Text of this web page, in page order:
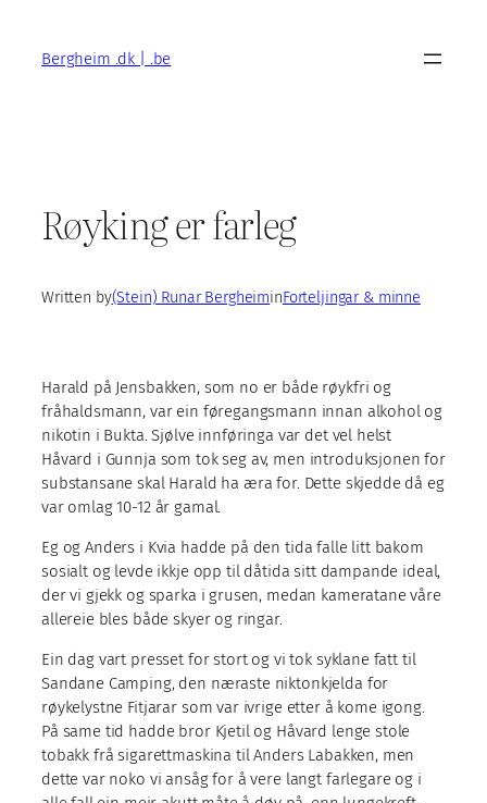
contentBergheim .dk | .be
Røyking er farleg
Written by(Stein) Runar BergheiminForteljingar & minne
Harald på Jensbakken, som no er både røykfri og
fråhaldsmann, var ein føregangsmann innan alkohol og
nikotin i Bukta. Sjølve innføringa var det vel helst
Håvard i Gunnja som tok seg av, men introduksjonen for
substansane skal Harald ha æra for. Dette skjedde då eg
var omlag 10-12 år gamal.
Eg og Anders i Kvia hadde på den tida falle litt bakom
sosialt og levde ikkje opp til dåtida sitt dampande ideal,
der vi gjekk og sparka i grusen, medan kameratane våre
allereie bles både skyer og ringar.
Ein dag vart presset for stort og vi tok syklane fatt til
Sandane Camping, den næraste niktonkjelda for
røykelystne Fitjarar som var ivrige etter å kome igong.
På same tid hadde bror Kjetil og Håvard lenge stole
tobakk frå sigarettmaskina til Anders Labakken, men
dette var noko vi ansåg for å vere langt farlegare og i